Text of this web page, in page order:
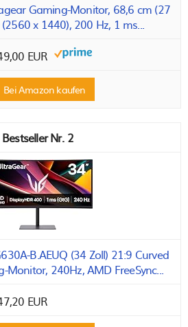
Gaming-Monitor, 68,6 cm (27
(2560 x 1440), 200 Hz, 1 ms...
EUR
Bei Amazon kaufen
2
B.AEUQ (34 Zoll) 21:9 Curved
Monitor, 240Hz, AMD FreeSync...
EUR